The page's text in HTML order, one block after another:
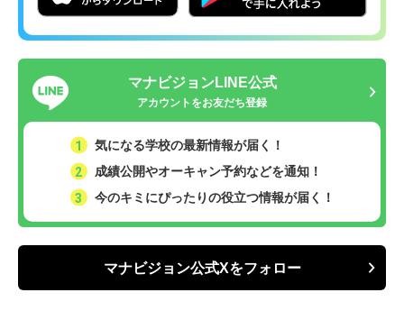
マナビジョンLINE公式
アカウントをお友だち登録
気になる学校の最新情報が届く！
成績公開やオーキャン予約などを通知！
今のキミにぴったりの役立つ情報が届く！
マナビジョン公式Xをフォロー